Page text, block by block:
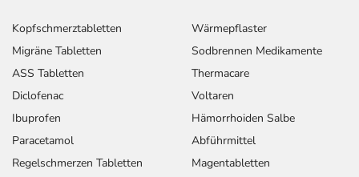
Kopfschmerztabletten
Migräne Tabletten
ASS Tabletten
Diclofenac
Ibuprofen
Paracetamol
Regelschmerzen Tabletten
Wärmepflaster
Sodbrennen Medikamente
Thermacare
Voltaren
Hämorrhoiden Salbe
Abführmittel
Magentabletten